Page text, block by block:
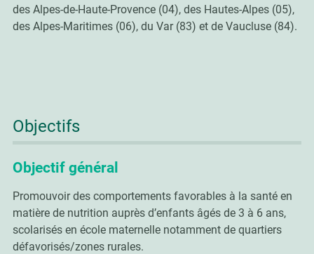
des Alpes-de-Haute-Provence (04), des Hautes-Alpes (05),
des Alpes-Maritimes (06), du Var (83) et de Vaucluse (84).
Objectifs
Objectif général
Promouvoir des comportements favorables à la santé en
matière de nutrition auprès d’enfants âgés de 3 à 6 ans,
scolarisés en école maternelle notamment de quartiers
défavorisés/zones rurales.